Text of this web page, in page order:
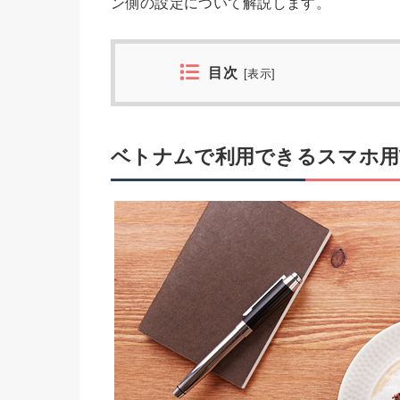
目次 [表示
ベトナムで利用できるスマホ